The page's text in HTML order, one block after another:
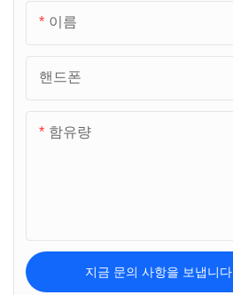
높이와 무게 척도
지게차 스케일
이름
핸드폰
함유량
지금 문의 사항을 보냅니다